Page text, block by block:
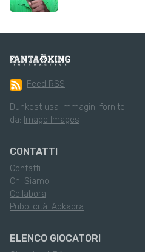
Feed RSS
Dunkest usa immagini fornite
da: Imago Images
CONTATTI
Contatti
Chi Siamo
Collabora
Pubblicità: Adkaora
ELENCO GIOCATORI